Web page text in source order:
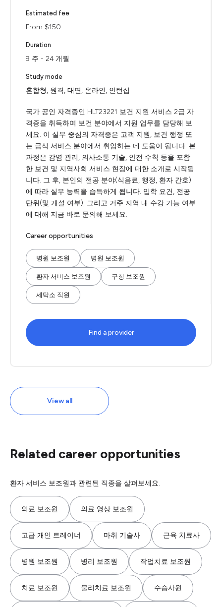
Estimated fee
From $150
Duration
9 주 - 24 개월
Study mode
혼합형, 원격, 대면, 온라인, 인턴십
국가 공인 자격증인 HLT23221 보건 지원 서비스 2급 자
격증을 취득하여 보건 분야에서 지원 업무를 담당해 보
세요. 이 실무 중심의 자격증은 고객 지원, 보건 행정 또
는 급식 서비스 분야에서 취업하는 데 도움이 됩니다. 본
과정은 감염 관리, 의사소통 기술, 안전 수칙 등을 포함
한 보건 및 지역사회 서비스 현장에 대한 소개로 시작됩
니다. 그 후, 본인의 전공 분야(식음료, 행정, 환자 간호)
에 따라 실무 능력을 습득하게 됩니다. 입학 요건, 전공
단위(및 개설 여부), 그리고 거주 지역 내 수강 가능 여부
에 대해 지금 바로 문의해 보세요.
Career opportunities
병원 보조원 병원 보조원
환자 서비스 보조원 구청 보조원
세탁소 직원
Find a provider
View all
Related career opportunities
환자 서비스 보조원과 관련된 직종을 살펴보세요.
의료 보조원 의료 영상 보조원
고급 개인 트레이너 마취 기술사 근육 치료사
병원 보조원 병리 보조원 작업치료 보조원
치료 보조원 물리치료 보조원 수습사원